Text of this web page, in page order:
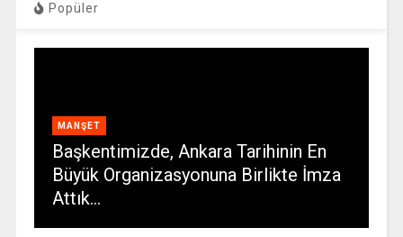
Popüler
MANŞET
Başkentimizde, Ankara Tarihinin En
Büyük Organizasyonuna Birlikte İmza
Attık…